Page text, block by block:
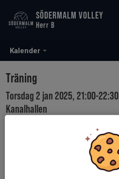
Kalender
SÖDERMALM VOLLEY
Herr B
Träning
Torsdag 2 jan 2025, 21:00-22:30
Kanalhallen